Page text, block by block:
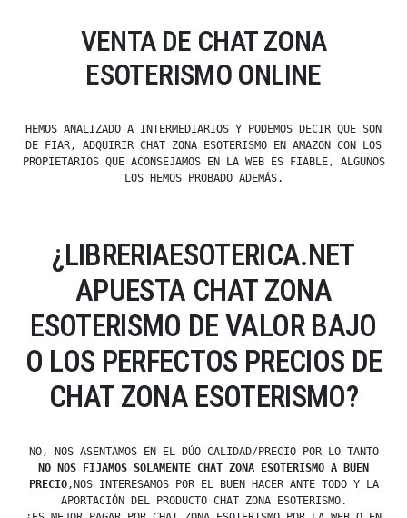
VENTA DE CHAT ZONA
ESOTERISMO ONLINE
HEMOS ANALIZADO A INTERMEDIARIOS Y PODEMOS DECIR QUE SON
DE FIAR, ADQUIRIR CHAT ZONA ESOTERISMO EN AMAZON CON LOS
PROPIETARIOS QUE ACONSEJAMOS EN LA WEB ES FIABLE, ALGUNOS
LOS HEMOS PROBADO ADEMÁS.
¿LIBRERIAESOTERICA.NET
APUESTA CHAT ZONA
ESOTERISMO DE VALOR BAJO
O LOS PERFECTOS PRECIOS DE
CHAT ZONA ESOTERISMO?
NO, NOS ASENTAMOS EN EL DÚO CALIDAD/PRECIO POR LO TANTO
NO NOS FIJAMOS SOLAMENTE CHAT ZONA ESOTERISMO A BUEN
PRECIO,NOS INTERESAMOS POR EL BUEN HACER ANTE TODO Y LA
APORTACIÓN DEL PRODUCTO CHAT ZONA ESOTERISMO.